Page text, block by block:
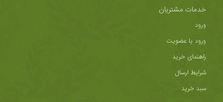
خدمات مشتریان
ورود
ورود یا عضویت
راهنمای خرید
شرایط ارسال
سبد خرید